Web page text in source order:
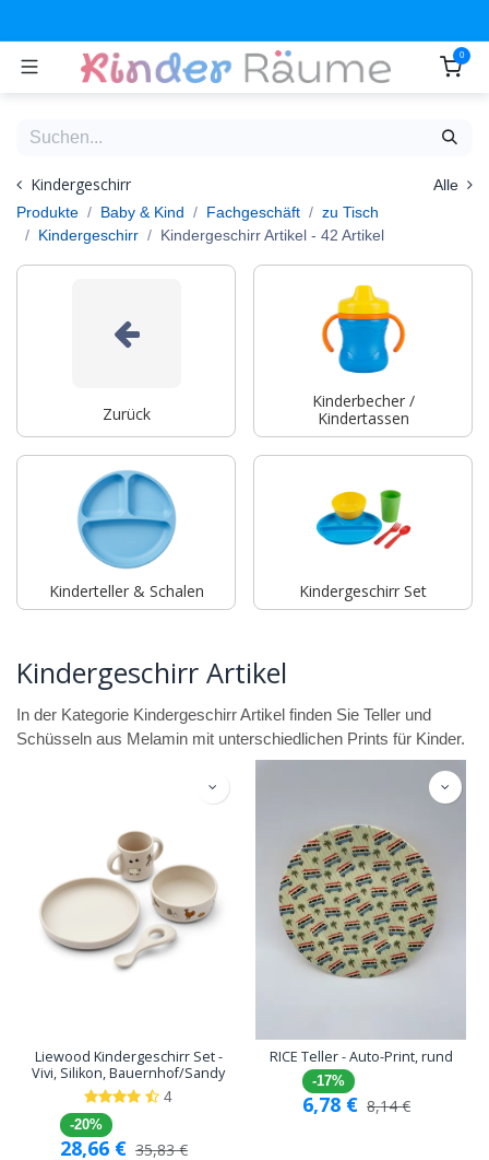
0
Kindergeschirr
Alle
Produkte
Baby & Kind Fachgeschäft
zu Tisch
Kindergeschirr
Kindergeschirr Artikel - 42 Artikel
Zurück
Kinderbecher /
Kindertassen
Kinderteller & Schalen Kindergeschirr Set
Kindergeschirr Artikel
In der Kategorie Kindergeschirr Artikel finden Sie Teller und
Schüsseln aus Melamin mit unterschiedlichen Prints für Kinder.
Liewood Kindergeschirr Set -
Vivi, Silikon, Bauernhof/Sandy
4
-20%
28,66 € 35,83€
RICE Teller - Auto-Print, rund
-17%
6,78 € 8,14€